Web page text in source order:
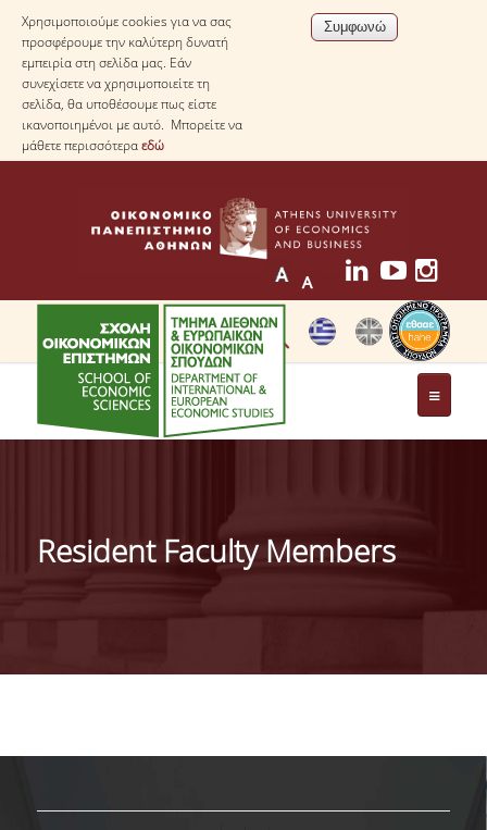
Χρησιμοποιούμε cookies για να σας
προσφέρουμε την καλύτερη δυνατή
εμπειρία στη σελίδα μας. Εάν
συνεχίσετε να χρησιμοποιείτε τη
σελίδα, θα υποθέσουμε πως είστε
ικανοποιημένοι με αυτό. Μπορείτε να
μάθετε περισσότεραεδώ
ΤΟ ΤΜΗΜΑ
ΓΕΝΙΚΕΣ ΠΛΗΡΟΦΟΡΙΕΣ
ΔΙΟΙΚΗΣΗ ΤΟΥ ΤΜΗΜΑΤΟΣ
TESTIMONIALS ΑΠΟΦΟΙΤΩΝ
Resident Faculty Members